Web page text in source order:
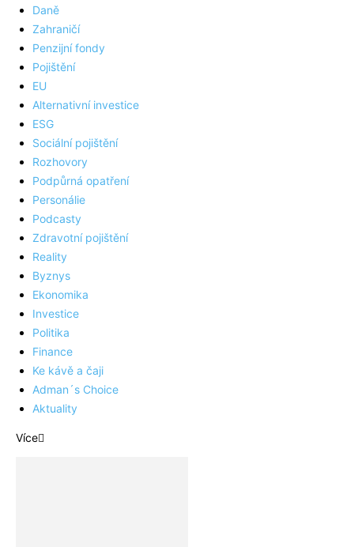
Daně
Zahraničí
Penzijní fondy
Pojištění
EU
Alternativní investice
ESG
Sociální pojištění
Rozhovory
Podpůrná opatření
Personálie
Podcasty
Zdravotní pojištění
Reality
Byznys
Ekonomika
Investice
Politika
Finance
Ke kávě a čaji
Adman´s Choice
Aktuality
Více